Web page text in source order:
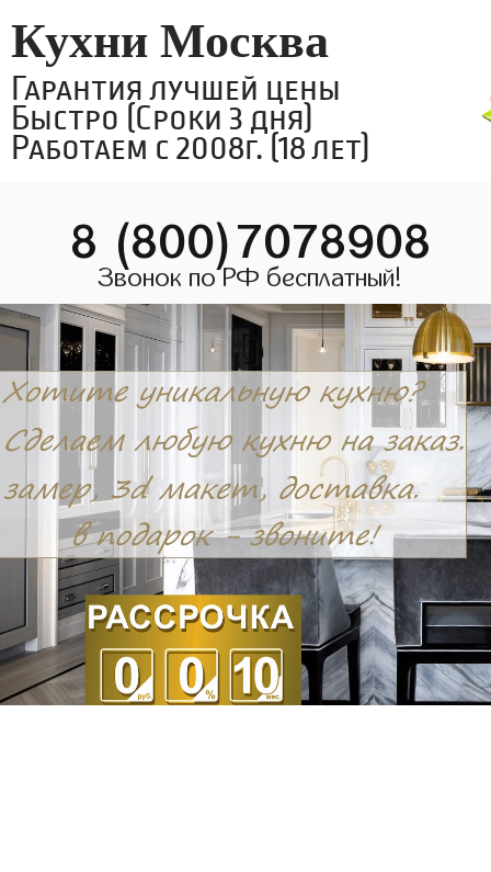
Кухни Москва
Гарантия лучшей цены
Быстро (Сроки 3 дня)
Работаем с 2008г. (18 лет)
8 (800)7078908
Звонок по РФ бесплатный!